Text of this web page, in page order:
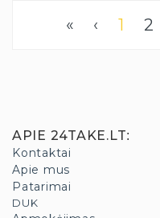
« ‹ 1 2
APIE 24TAKE.LT:
Kontaktai
Apie mus
Patarimai
DUK